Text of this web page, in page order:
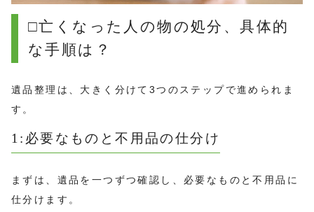
□亡くなった人の物の処分、具体的
な手順は？
遺品整理は、大きく分けて3つのステップで進められま
す。
1:必要なものと不用品の仕分け
まずは、遺品を一つずつ確認し、必要なものと不用品に
仕分けます。